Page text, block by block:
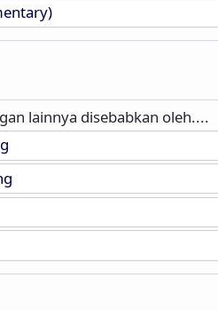
lainnya disebabkan oleh....